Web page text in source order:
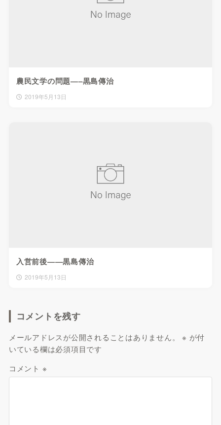
農民文学の問題—–黒島傳治
2019年5月13日
入営前後——黒島傳治
2019年5月13日
コメントを残す
メールアドレスが公開されることはありません。 ※ が付
いている欄は必須項目です
コメント ※